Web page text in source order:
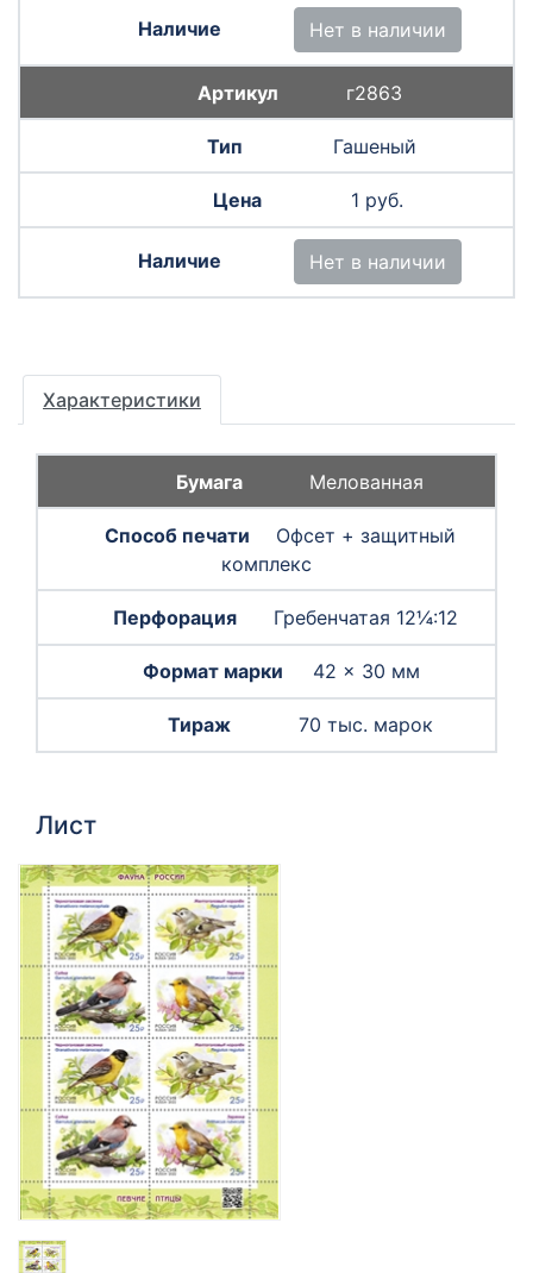
Нет в наличии
г2863
Гашеный
1 руб.
Нет в наличии
Характеристики
Мелованная
Офсет + защитный
комплекс
Гребенчатая 12¼:12
42 × 30 мм
70 тыс. марок
Лист